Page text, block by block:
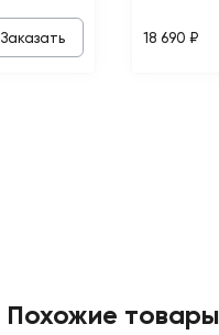
Заказать 18 690 ₽
Похожие товары